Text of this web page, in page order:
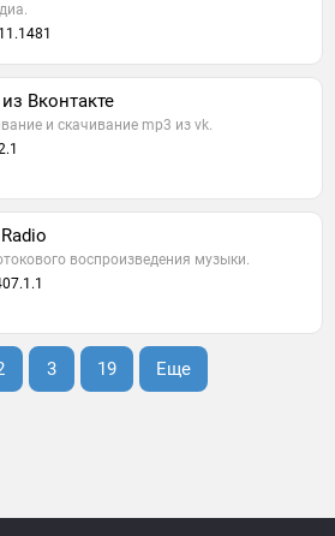
Вконтакте
и скачивание mp3 из vk.
воспроизведения музыки.
3 19 Еще